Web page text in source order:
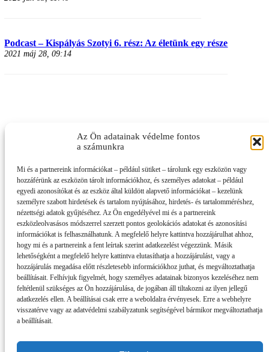
Az Ön adatainak védelme fontos
a számunkra
Mi és a partnereink információkat – például sütiket – tárolunk egy eszközön vagy
hozzáférünk az eszközön tárolt információkhoz, és személyes adatokat – például
egyedi azonosítókat és az eszköz által küldött alapvető információkat – kezelünk
személyre szabott hirdetések és tartalom nyújtásához, hirdetés- és tartalomméréshez,
nézettségi adatok gyűjtéséhez. Az Ön engedélyével mi és a partnereink
eszközleolvasásos módszerrel szerzett pontos geolokációs adatokat és azonosítási
információkat is felhasználhatunk. A megfelelő helyre kattintva hozzájárulhat ahhoz,
hogy mi és a partnereink a fent leírtak szerint adatkezelést végezzünk. Másik
lehetőségként a megfelelő helyre kattintva elutasíthatja a hozzájárulást, vagy a
hozzájárulás megadása előtt részletesebb információkhoz juthat, és megváltoztathatja
beállításait. Felhívjuk figyelmét, hogy személyes adatainak bizonyos kezeléséhez nem
feltétlenül szükséges az Ön hozzájárulása, de jogában áll tiltakozni az ilyen jellegű
adatkezelés ellen. A beállításai csak erre a weboldalra érvényesek. Erre a webhelyre
visszatérve vagy az adatvédelmi szabályzatunk segítségével bármikor megváltoztathatja
a beállításait.
Podcast – Kispályás Szotyi 6. rész: Az életünk egy része
2021 máj 28, 09:14